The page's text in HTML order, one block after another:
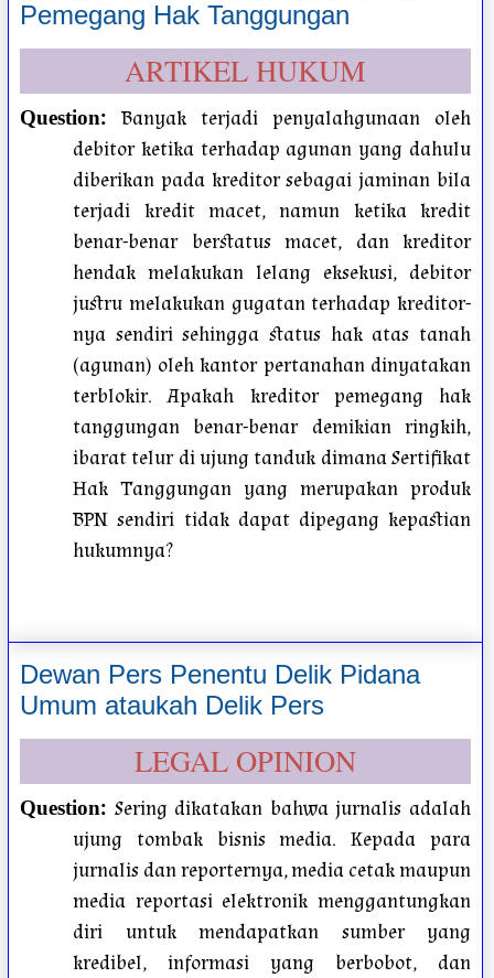
Pemegang Hak Tanggungan
ARTIKEL HUKUM
Question: Banyak terjadi penyalahgunaan oleh
debitor ketika terhadap agunan yang dahulu
diberikan pada kreditor sebagai jaminan bila
terjadi kredit macet, namun ketika kredit
benar-benar berstatus macet, dan kreditor
hendak melakukan lelang eksekusi, debitor
justru melakukan gugatan terhadap kreditor-
nya sendiri sehingga status hak atas tanah
(agunan) oleh kantor pertanahan dinyatakan
terblokir. Apakah kreditor pemegang hak
tanggungan benar-benar demikian ringkih,
ibarat telur di ujung tanduk dimana Sertifikat
Hak Tanggungan yang merupakan produk
BPN sendiri tidak dapat dipegang kepastian
hukumnya?
Dewan Pers Penentu Delik Pidana
Umum ataukah Delik Pers
LEGAL OPINION
Question: Sering dikatakan bahwa jurnalis adalah
ujung tombak bisnis media. Kepada para
jurnalis dan reporternya, media cetak maupun
media reportasi elektronik menggantungkan
diri untuk mendapatkan sumber yang
kredibel, informasi yang berbobot, dan